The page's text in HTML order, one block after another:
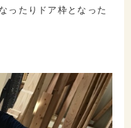
ったりドア枠となった